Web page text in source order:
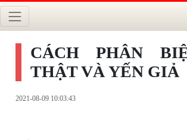
CÁCH PHÂN
THẬT VÀ YẾN GIẢ
2021-08-09 10:03:43